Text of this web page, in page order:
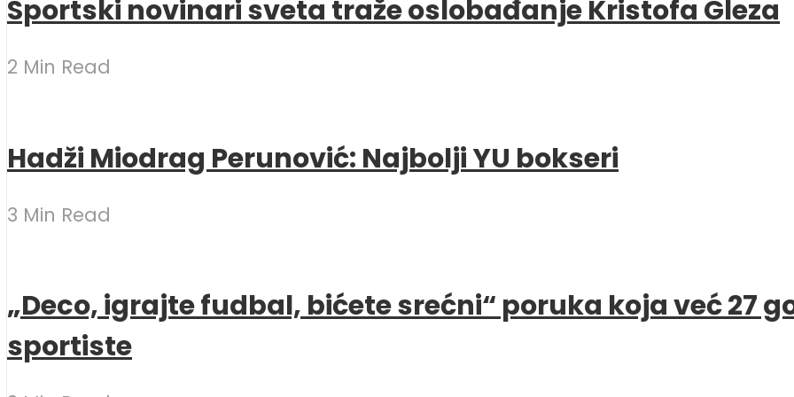
Sportski novinari sveta traže oslobađanje Kristofa Gleza
2 Min Read
Hadži Miodrag Perunović: Najbolji YU bokseri
3 Min Read
„Deco, igrajte fudbal, bićete srećni“ poruka koja već 27
sportiste